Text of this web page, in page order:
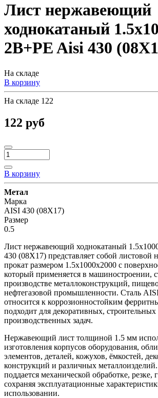
Лист нержавеющий
ходнокатаный
2B+PE Aisi 430
На складе
В корзину
На складе 122
122 руб
В корзину
Метал
Марка
AISI 430 (08Х17)
Размер
0.5
Лист нержавеющий ходнокатаный
430 (08Х17) представляет собой
прокат размером 1.5х1000х2000 с
который применяется в машиностроении,
производстве металлоконструкций,
нефтегазовой промышленности. Сталь
относится к коррозионностойким
подходит для декоративных, строительных
производственных задач.
Нержавеющий лист толщиной 1.5 мм
изготовления корпусов оборудования,
элементов, деталей, кожухов, ёмкостей,
конструкций и различных
поддается механической обработке, резке,
сохраняя эксплуатационные
использовании.